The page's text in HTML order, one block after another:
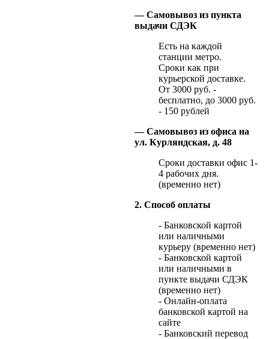
— Самовывоз из пункта
выдачи СДЭК
Есть на каждой
станции метро.
Сроки как при
курьерской доставке.
От 3000 руб. -
бесплатно, до 3000 руб.
- 150 рублей
— Самовывоз из офиса на
ул. Курляндская, д. 48
Сроки доставки офис 1-
4 рабочих дня.
(временно нет)
2. Способ оплаты
- Банковской картой
или наличными
курьеру (временно нет)
- Банковской картой
или наличными в
пункте выдачи СДЭК
(временно нет)
- Онлайн-оплата
банковской картой на
сайте
- Банковский перевод